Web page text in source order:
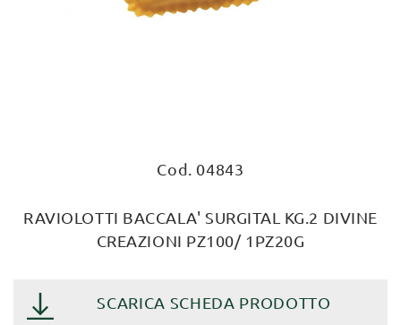
Cod. 04843
RAVIOLOTTI BACCALA' SURGITAL KG.2 DIVINE
CREAZIONI PZ100/ 1PZ20G
SCARICA SCHEDA PRODOTTO